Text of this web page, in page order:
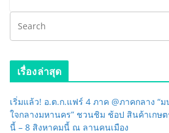
เรื่องล่าสุด
เริ่มแล้ว! อ.ต.ก.แฟร์ 4 ภาค @ภาคกลาง “
ใจกลางมหานคร” ชวนชิม ช้อป สินค้าเกษ
นี้ – 8 สิงหาคมนี้ ณ ลานคนเมือง